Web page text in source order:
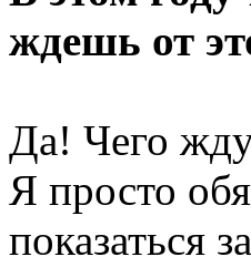
ждешь от
Да! Чего
Я просто
показаться